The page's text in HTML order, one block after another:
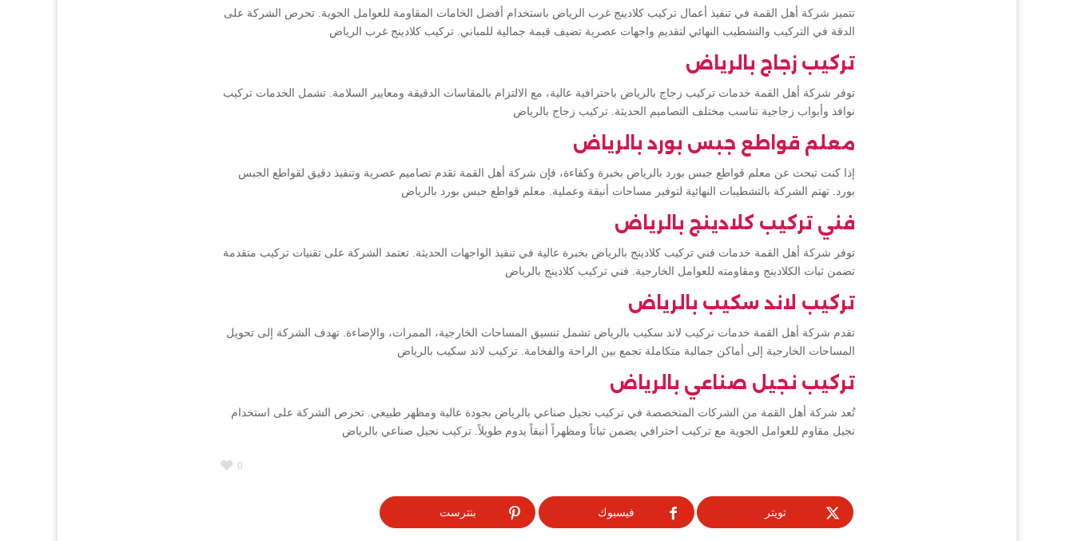
تتميز شركة أهل القمة في تنفيذ أعمال تركيب كلادينج غرب الرياض باستخدام أفضل الخامات المقاومة للعوامل الجوية. تحرص الشركة على
الدقة في التركيب والتشطيب النهائي لتقديم واجهات عصرية تضيف قيمة جمالية للمباني. تركيب كلادينج غرب الرياض
تركيب زجاج بالرياض
توفر شركة أهل القمة خدمات تركيب زجاج بالرياض باحترافية عالية، مع الالتزام بالمقاسات الدقيقة ومعايير السلامة. تشمل الخدمات تركيب
نوافذ وأبواب زجاجية تناسب مختلف التصاميم الحديثة. تركيب زجاج بالرياض
معلم قواطع جبس بورد بالرياض
إذا كنت تبحث عن معلم قواطع جبس بورد بالرياض بخبرة وكفاءة، فإن شركة أهل القمة تقدم تصاميم عصرية وتنفيذ دقيق لقواطع الجبس
بورد. تهتم الشركة بالتشطيبات النهائية لتوفير مساحات أنيقة وعملية. معلم قواطع جبس بورد بالرياض
فني تركيب كلادينج بالرياض
توفر شركة أهل القمة خدمات فني تركيب كلادينج بالرياض بخبرة عالية في تنفيذ الواجهات الحديثة. تعتمد الشركة على تقنيات تركيب متقدمة
تضمن ثبات الكلادينج ومقاومته للعوامل الخارجية. فني تركيب كلادينج بالرياض
تركيب لاند سكيب بالرياض
تقدم شركة أهل القمة خدمات تركيب لاند سكيب بالرياض تشمل تنسيق المساحات الخارجية، الممرات، والإضاءة. تهدف الشركة إلى تحويل
المساحات الخارجية إلى أماكن جمالية متكاملة تجمع بين الراحة والفخامة. تركيب لاند سكيب بالرياض
تركيب نجيل صناعي بالرياض
تُعد شركة أهل القمة من الشركات المتخصصة في تركيب نجيل صناعي بالرياض بجودة عالية ومظهر طبيعي. تحرص الشركة على استخدام
نجيل مقاوم للعوامل الجوية مع تركيب احترافي يضمن ثباتاً ومظهراً أنيقاً يدوم طويلاً. تركيب نجيل صناعي بالرياض
0
تويتر فيسبوك بنترست